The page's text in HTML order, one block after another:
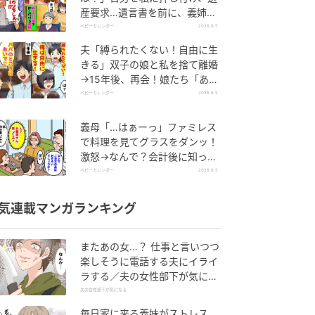
産要求…遺言書を前に、義姉が
顔面蒼白のワケ
ベビーカレンダー 2026.8.5
夫「縛られたくない！自由に生
きる」双子の娘と私を捨て離婚
→15年後、再会！娘たち「あん
た誰？」論破された元夫は
ベビーカレンダー 2026.8.5
義母「…はぁーっ」ファミレス
で料理を見てグラスをダンッ！
激怒→なんで？会計後に知った
暗黙のルール
ベビーカレンダー 2026.8.5
連載マンガランキング
またあの女…？ 仕事と言いつつ
楽しそうに電話する夫にイライ
ラする／夫の女性部下が気にな
る（1）【夫婦の危機 まんが】
夫の女性部下が気になる